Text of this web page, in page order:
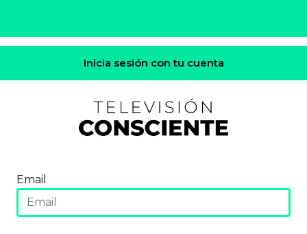
Inicia sesión con tu cuenta
Email